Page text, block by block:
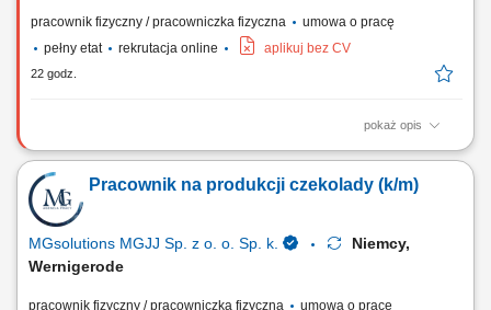
pracownik fizyczny / pracowniczka fizyczna
umowa o pracę
pełny etat
rekrutacja online aplikuj bez CV
22 godz.
pokaż opis
Zakres obowiązków: obsługa oraz nadzór nad maszynami
produkcyjnymi i maszynami do nawijania, nawijanie cewek zgodnie z
dokumentacją i standardami jakości, przeprowadzanie kontroli
wizualnej elementów przed dalszym procesem produkcyjnym, praca z
podstawowymi narzędziami pomiarowymi, dbanie o...
Pracownik na produkcji czekolady (k/m)
MGsolutions MGJJ Sp. z o. o. Sp. k.
Niemcy,
Wernigerode
pracownik fizyczny / pracowniczka fizyczna
umowa o pracę